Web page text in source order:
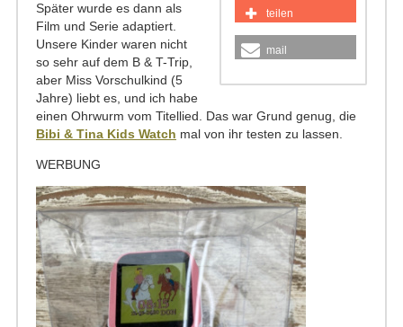
teilen
mail
Später wurde es dann als
Film und Serie adaptiert.
Unsere Kinder waren nicht
so sehr auf dem B & T-Trip,
aber Miss Vorschulkind (5
Jahre) liebt es, und ich habe
einen Ohrwurm vom Titellied. Das war Grund genug, die
Bibi & Tina Kids Watch mal von ihr testen zu lassen.
WERBUNG